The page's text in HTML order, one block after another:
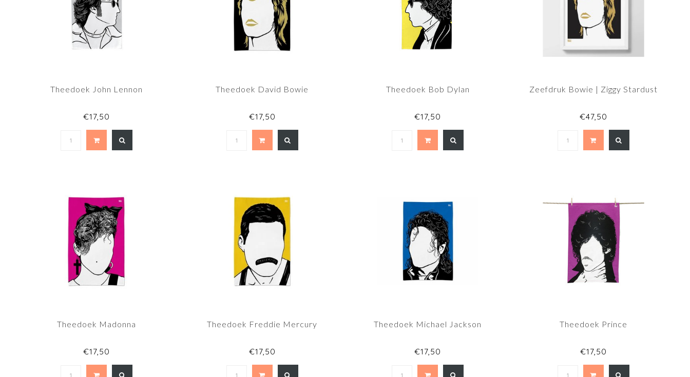
Theedoek John Lennon
€17,50
Theedoek David Bowie
€17,50
Theedoek Bob Dylan
€17,50
Zeefdruk Bowie | Ziggy Stardust
€47,50
Theedoek Madonna
€17,50
Theedoek Freddie Mercury
€17,50
Theedoek Michael Jackson
€17,50
Theedoek Prince
€17,50